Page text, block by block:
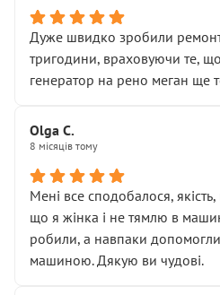
• прозорості в роботах і
• реальної діагностики, а не
“подивились і поїхав”
На жаль, складається
Стосовно комунікації - все
Дуже швидко зробили
тригодини, враховуючи те,
генератор на рено меган ще
Olga С.
8 місяців тому
Мені все сподобалося,
що я жінка і не тямлю в
робили, а навпаки допомогли
машиною. Дякую ви чудові.